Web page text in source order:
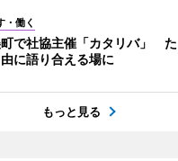
・働く
で社協主催「カタリバ」
に語り合える場に
もっと見る